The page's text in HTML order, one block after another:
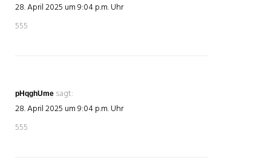
28. April 2025 um 9:04 p.m. Uhr
555
pHqghUme sagt:
28. April 2025 um 9:04 p.m. Uhr
555